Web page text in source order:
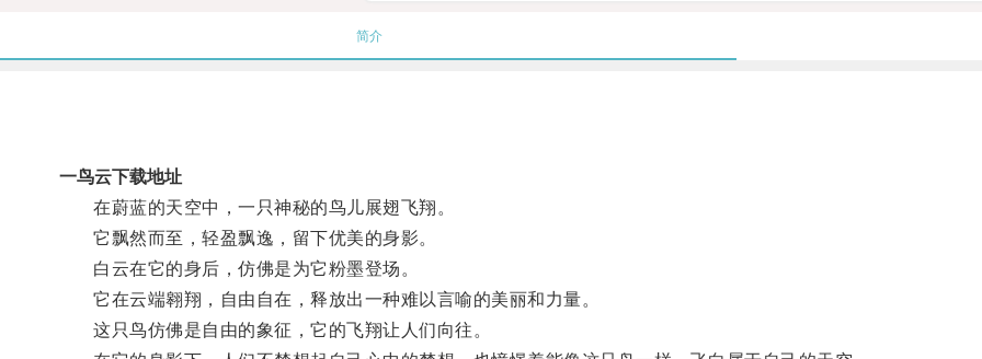
简介
一鸟云下载地址
在蔚蓝的天空中，一只神秘的鸟儿展翅飞翔。
它飘然而至，轻盈飘逸，留下优美的身影。
白云在它的身后，仿佛是为它粉墨登场。
它在云端翱翔，自由自在，释放出一种难以言喻的美丽和力量。
这只鸟仿佛是自由的象征，它的飞翔让人们向往。